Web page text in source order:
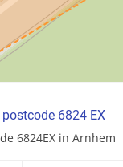
6824 EX
6824EX in Arnhem